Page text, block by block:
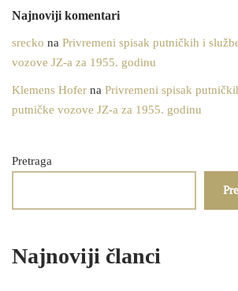
Najnoviji komentari
srecko na Privremeni spisak putničkih i
vozove JZ-a za 1955. godinu
Klemens Hofer na Privremeni spisak
putničke vozove JZ-a za 1955. godinu
Pretraga
Najnoviji članci